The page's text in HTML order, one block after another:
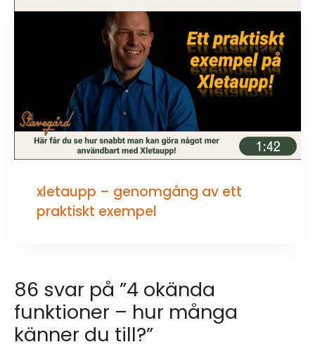
xletaupp – genomgång av ett
praktiskt exempel
86 svar på ”4 okända
funktioner – hur många
känner du till?”